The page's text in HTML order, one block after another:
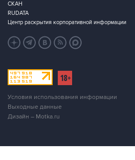
СКАН
RUDATA
Центр раскрытия корпоративной информации
Условия использования информации
Выходные данные
Дизайн – Motka.ru